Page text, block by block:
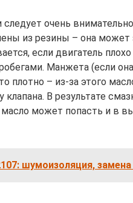
очень
из резины – она может
если двигатель
Манжета (если
плотно – из-за этого
клапана. В результате
масло может попасть и в
шумоизоляция,